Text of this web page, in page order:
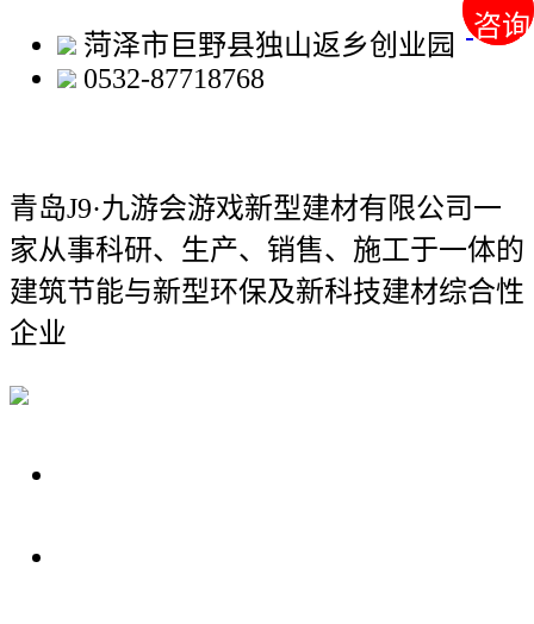
咨询
咨询
菏泽市巨野县独山返乡创业园
0532-87718768
青岛J9·九游会游戏新型建材有限公司一
家从事科研、生产、销售、施工于一体的
建筑节能与新型环保及新科技建材综合性
企业